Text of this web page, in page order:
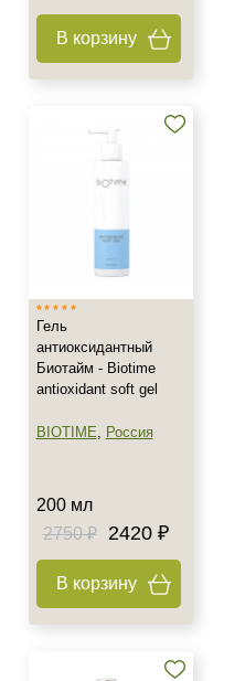
В корзину
Гель
антиоксидантный
Биотайм - Biotime
antioxidant soft gel
BIOTIME, Россия
200 мл
2750 ₽
2420 ₽
В корзину